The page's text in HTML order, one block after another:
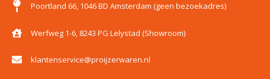
Poortland 66, 1046 BD Amsterdam (geen bezoekadres)
Werfweg 1-6, 8243 PG Lelystad (Showroom)
klantenservice@proijzerwaren.nl